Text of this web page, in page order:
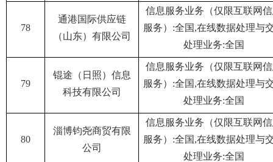
78
通港国际供应链
（山东）有限公司
信息服务业务（仅限互联网
服务）:全国,在线数据处理与
处理业务:全国
79
锟途（日照）信息
科技有限公司
信息服务业务（仅限互联网
服务）:全国,在线数据处理与
处理业务:全国
80
淄博钧尧商贸有限
公司
信息服务业务（仅限互联网
服务）:全国,在线数据处理与
处理业务:全国